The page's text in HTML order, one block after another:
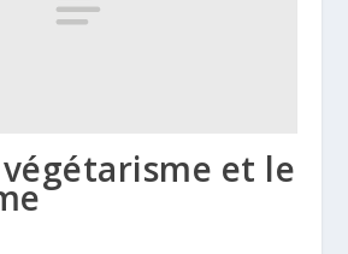
végétarisme et le